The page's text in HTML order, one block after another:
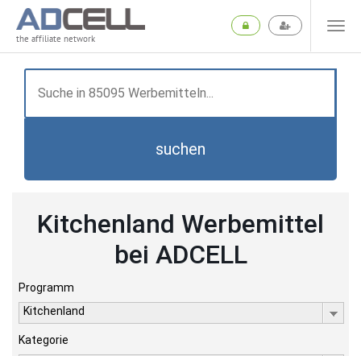
the affiliate network
suchen
Kitchenland Werbemittel
bei ADCELL
Programm
Kitchenland
Kategorie